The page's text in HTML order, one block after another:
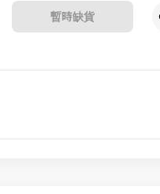
暫時缺貨